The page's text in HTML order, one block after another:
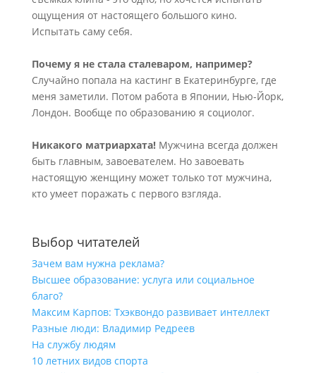
ощущения от настоящего большого кино.
Испытать саму себя.
Почему я не стала сталеваром, например?
Случайно попала на кастинг в Екатеринбурге, где
меня заметили. Потом работа в Японии, Нью-Йорк,
Лондон. Вообще по образованию я социолог.
Никакого матриархата!Мужчина всегда должен
быть главным, завоевателем. Но завоевать
настоящую женщину может только тот мужчина,
кто умеет поражать с первого взгляда.
Выбор читателей
Зачем вам нужна реклама?
Высшее образование: услуга или социальное
благо?
Максим Карпов: Тхэквондо развивает интеллект
Разные люди: Владимир Редреев
На службу людям
10 летних видов спорта